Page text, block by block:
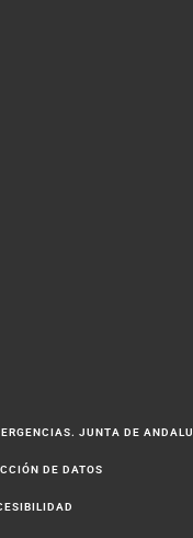
JUNTA DE
DE DATOS